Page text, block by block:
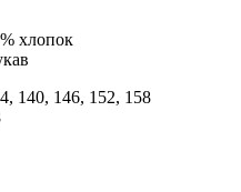
хлопок
140, 146, 152, 158